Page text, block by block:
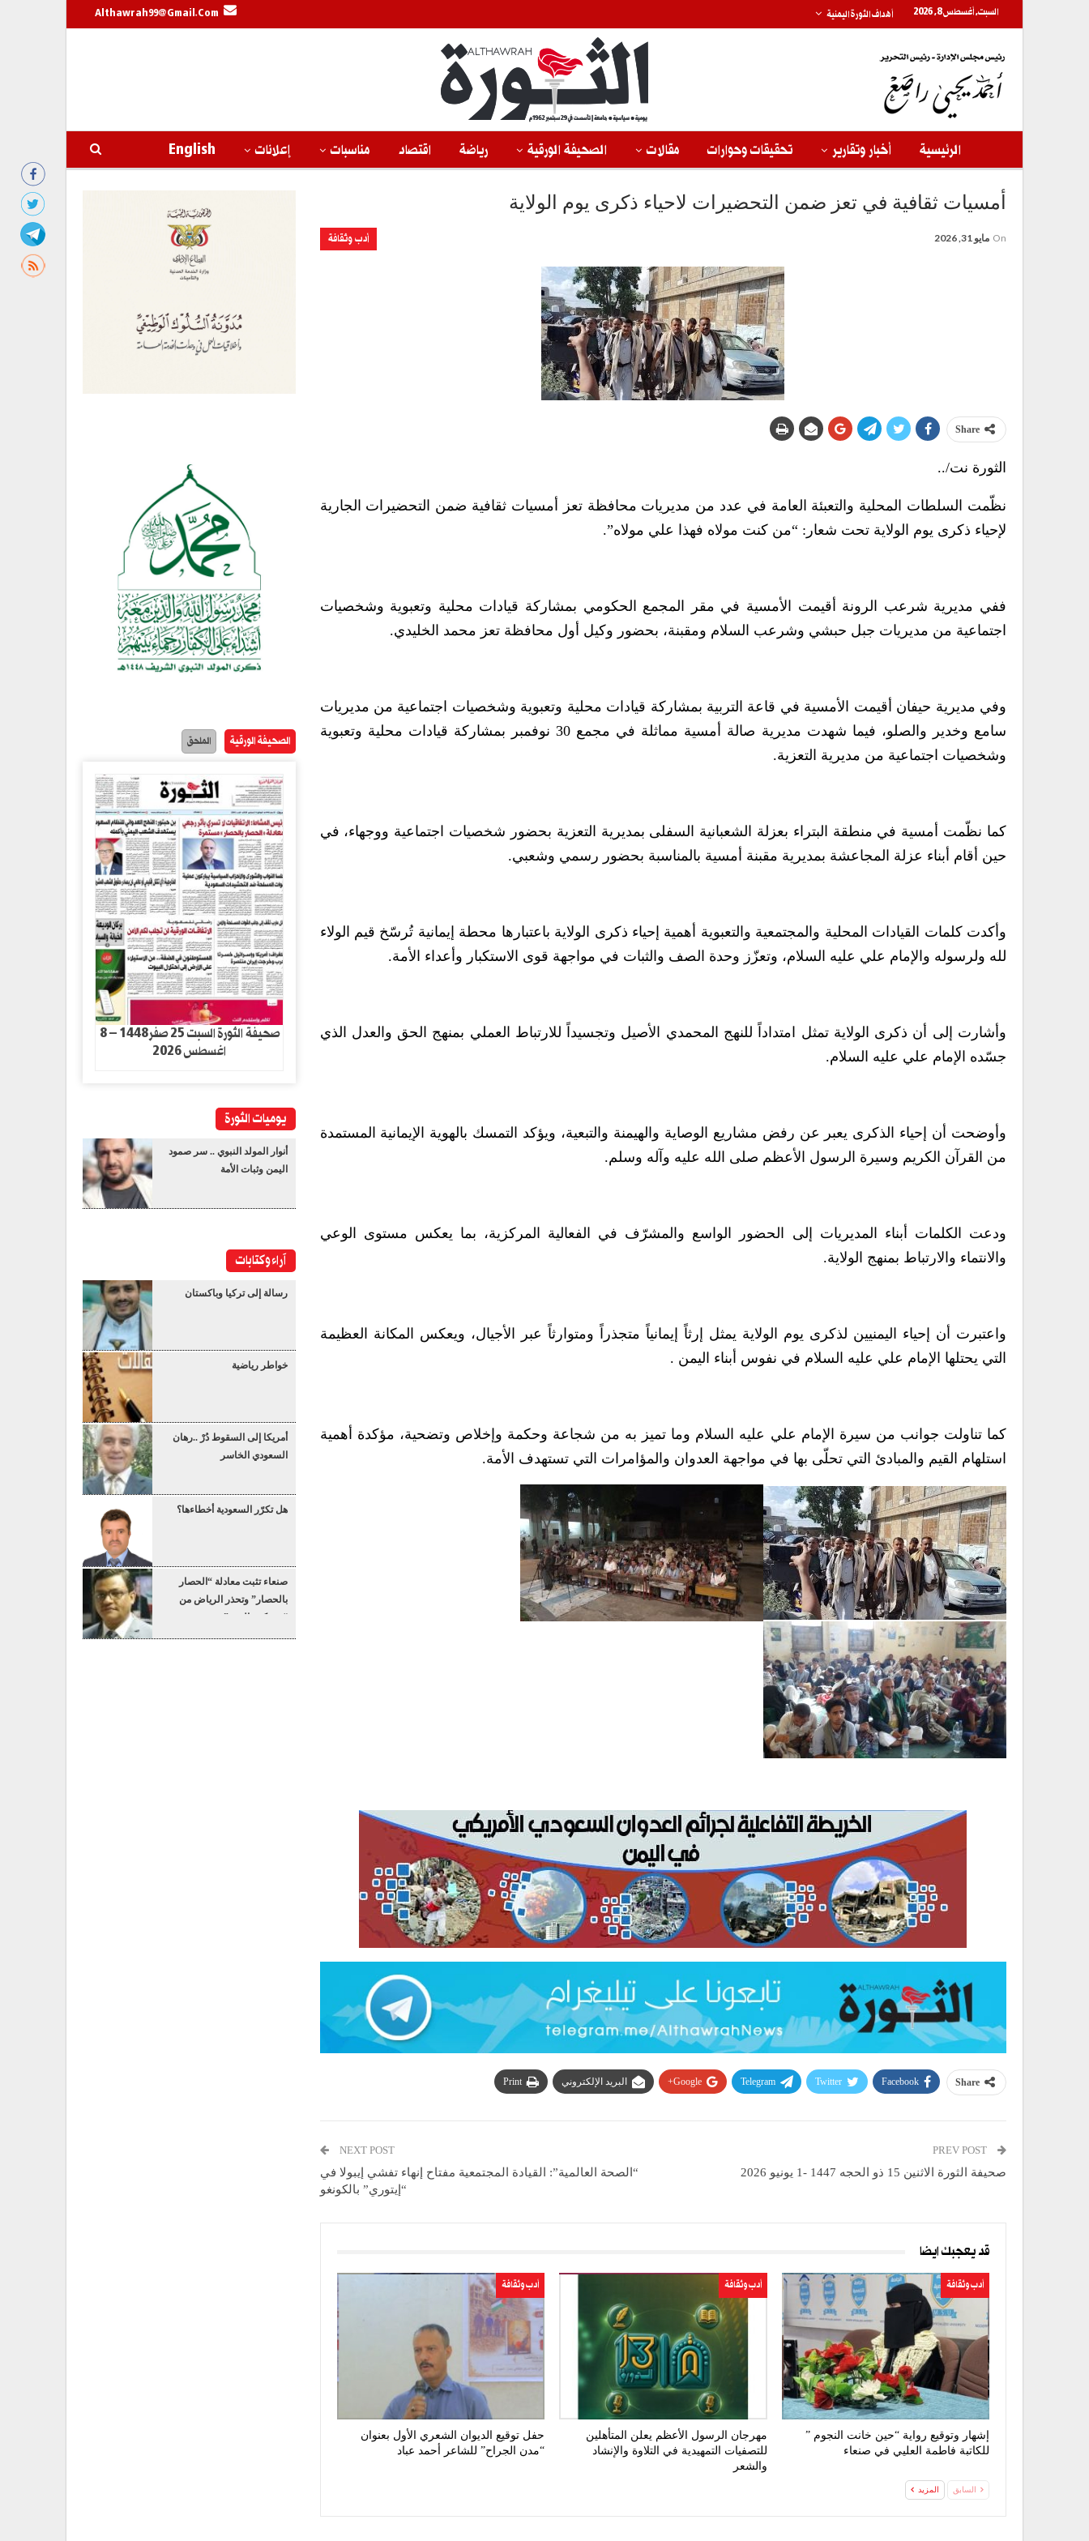
السبت, أغسطس 8, 2026 أهداف الثورة اليمنية Althawrah99@gmail.com
الرئيسية أخبار وتقارير تحقيقات وحوارات مقالات الصحيفة الورقية رياضة اقتصاد مناسبات إعلانات English
أمسيات ثقافية في تعز ضمن التحضيرات لاحياء ذكرى يوم الولاية
أدب وثقافة On مايو 31, 2026
Share
الثورة نت/..
نظّمت السلطات المحلية والتعبئة العامة في عدد من مديريات محافظة تعز أمسيات ثقافية ضمن التحضيرات الجارية
لإحياء ذكرى يوم الولاية تحت شعار: “من كنت مولاه فهذا علي مولاه”.
ففي مديرية شرعب الرونة أقيمت الأمسية في مقر المجمع الحكومي بمشاركة قيادات محلية وتعبوية وشخصيات
اجتماعية من مديريات جبل حبشي وشرعب السلام ومقبنة، بحضور وكيل أول محافظة تعز محمد الخليدي.
وفي مديرية حيفان أقيمت الأمسية في قاعة التربية بمشاركة قيادات محلية وتعبوية وشخصيات اجتماعية من مديريات
سامع وخدير والصلو، فيما شهدت مديرية صالة أمسية مماثلة في مجمع 30 نوفمبر بمشاركة قيادات محلية وتعبوية
وشخصيات اجتماعية من مديرية التعزية.
كما نظّمت أمسية في منطقة البتراء بعزلة الشعبانية السفلى بمديرية التعزية بحضور شخصيات اجتماعية ووجهاء، في
حين أقام أبناء عزلة المجاعشة بمديرية مقبنة أمسية بالمناسبة بحضور رسمي وشعبي.
وأكدت كلمات القيادات المحلية والمجتمعية والتعبوية أهمية إحياء ذكرى الولاية باعتبارها محطة إيمانية تُرسّخ قيم الولاء
لله ولرسوله والإمام علي عليه السلام، وتعزّز وحدة الصف والثبات في مواجهة قوى الاستكبار وأعداء الأمة.
وأشارت إلى أن ذكرى الولاية تمثل امتداداً للنهج المحمدي الأصيل وتجسيداً للارتباط العملي بمنهج الحق والعدل الذي
جسّده الإمام علي عليه السلام.
وأوضحت أن إحياء الذكرى يعبر عن رفض مشاريع الوصاية والهيمنة والتبعية، ويؤكد التمسك بالهوية الإيمانية المستمدة
من القرآن الكريم وسيرة الرسول الأعظم صلى الله عليه وآله وسلم.
ودعت الكلمات أبناء المديريات إلى الحضور الواسع والمشرّف في الفعالية المركزية، بما يعكس مستوى الوعي
والانتماء والارتباط بمنهج الولاية.
واعتبرت أن إحياء اليمنيين لذكرى يوم الولاية يمثل إرثاً إيمانياً متجذراً ومتوارثاً عبر الأجيال، ويعكس المكانة العظيمة
التي يحتلها الإمام علي عليه السلام في نفوس أبناء اليمن .
كما تناولت جوانب من سيرة الإمام علي عليه السلام وما تميز به من شجاعة وحكمة وإخلاص وتضحية، مؤكدة أهمية
استلهام القيم والمبادئ التي تحلّى بها في مواجهة العدوان والمؤامرات التي تستهدف الأمة.
Share
Facebook
Twitter
Telegram
Google+ البريد الإلكتروني Print
صحيفة الثورة الاثنين 15 ذو الحجه 1447 -1 يونيو 2026
NEXT POST
“الصحة العالمية”: القيادة المجتمعية مفتاح إنهاء تفشي إيبولا في
“إيتوري” بالكونغو
قد يعجبك ايضا
أدب وثقافة
إشهار وتوقيع رواية “حين خانت النجوم ”
للكاتبة فاطمة العليي في صنعاء
أدب وثقافة
مهرجان الرسول الأعظم يعلن المتأهلين
للتصفيات التمهيدية في التلاوة والإنشاد
والشعر
أدب وثقافة
حفل توقيع الديوان الشعري الأول بعنوان
“مدن الجراح” للشاعر أحمد عباد
السابق المزيد
الصحيفة الورقية الملحق
صحيفة الثورة السبت 25 صفر1448 – 8
اغسطس 2026
يوميات الثورة
أنوار المولد النبوي .. سر صمود
اليمن وثبات الأمة
آراء وكتابات
رسالة إلى تركيا وباكستان
خواطر رياضية
أمريكا إلى السقوط دُرْ ..رهان
السعودي الخاسر
هل تكرّر السعودية أخطاءها؟
صنعاء تثبت معادلة “الحصار
بالحصار” وتحذر الرياض من
“عسكرة البحر”